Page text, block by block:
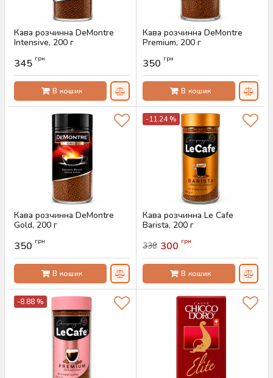
Кава розчинна DeMontre
Intensive, 200 г
345 грн
В кошик
Кава розчинна DeMontre
Premium, 200 г
350 грн
В кошик
Кава розчинна DeMontre
Gold, 200 г
350 грн
В кошик
-11.24 %
Кава розчинна Le Cafe
Barista, 200 г
338 300 грн
В кошик
-8.88 %